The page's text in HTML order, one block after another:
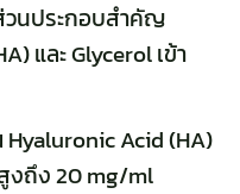
วนประกอบสำคัญ
และ Glycerol เข้า
Acid (HA)
งถึง 20 mg/ml